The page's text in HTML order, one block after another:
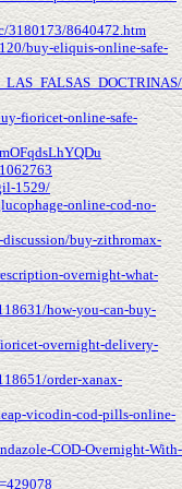
3180173/8640472.htm
buy-eliquis-online-safe-
fioricet-online-safe-
1529/
online-cod-no-
buy-zithromax-
overnight-what-
how-you-can-buy-
overnight-delivery-
order-xanax-
vicodin-cod-pills-online-
COD-Overnight-With-